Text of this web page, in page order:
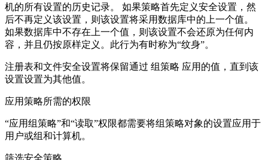
机的所有设置的历史记录。 如果策略首先定义安全设置，然
后不再定义该设置，则该设置将采用数据库中的上一个值。
如果数据库中不存在上一个值，则该设置不会还原为任何内
容，并且仍按原样定义。此行为有时称为“纹身”。
注册表和文件安全设置将保留通过 组策略 应用的值，直到该
设置设置为其他值。
应用策略所需的权限
“应用组策略”和“读取”权限都需要将组策略对象的设置应用于
用户或组和计算机。
筛选安全策略